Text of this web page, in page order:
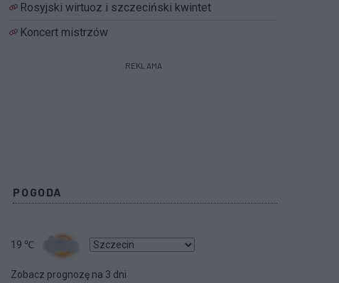
Rosyjski wirtuoz i szczeciński kwintet
Koncert mistrzów
REKLAMA
POGODA
19 ℃
Zobacz prognozę na 3 dni